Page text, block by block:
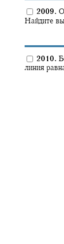
2009.
Найдите
2010.
линия